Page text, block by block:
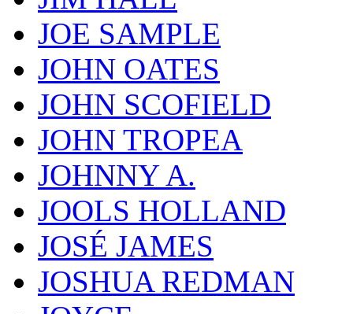
JOE SAMPLE
JOHN OATES
JOHN SCOFIELD
JOHN TROPEA
JOHNNY A.
JOOLS HOLLAND
JOSÉ JAMES
JOSHUA REDMAN